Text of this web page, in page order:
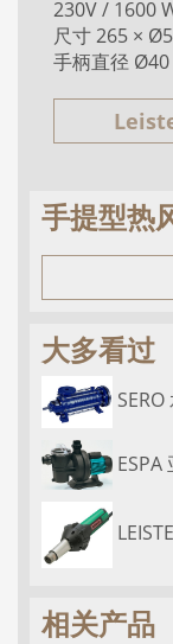
230V / 1600
尺寸 265 ×
手柄直径
手提型热
大多看过
SERO
ESPA
相关产品